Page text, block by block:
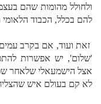
ולחולל מהומות שהם
להם בכלל, הכבוד הלאומי
זאת ועוד, אם בקרב
'שלום', יש אפשרות
אצל הישמעאלי שלאחר
לא קם בעולם איש